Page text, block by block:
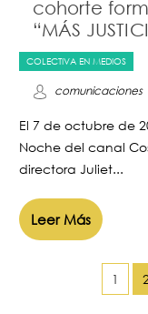
cohorte
“MÁS
COLECTIVA EN MEDIOS
comunicaciones
El 7 de octubre de
Noche del canal
directora Juliet...
Leer Más
1